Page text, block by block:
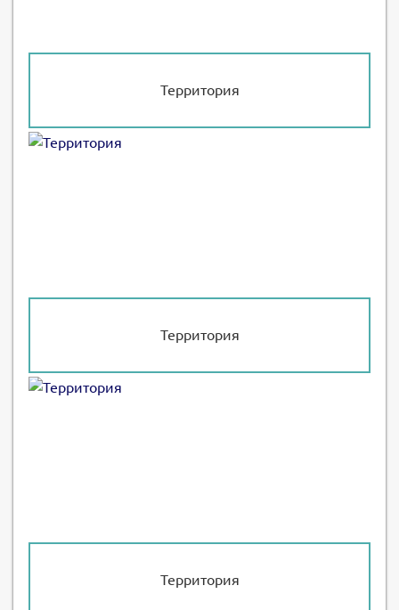
Территория
Территория
Территория